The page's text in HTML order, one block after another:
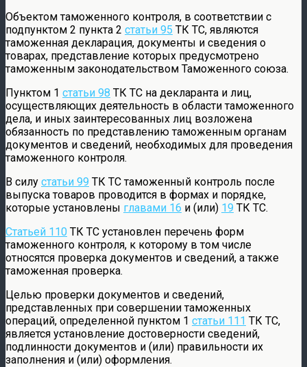
Объектом таможенного контроля, в соответствии с
подпунктом 2 пункта 2 статьи 95 ТК ТС, являются
таможенная декларация, документы и сведения о
товарах, представление которых предусмотрено
таможенным законодательством Таможенного союза.
Пунктом 1 статьи 98 ТК ТС на декларанта и лиц,
осуществляющих деятельность в области таможенного
дела, и иных заинтересованных лиц возложена
обязанность по представлению таможенным органам
документов и сведений, необходимых для проведения
таможенного контроля.
В силу статьи 99 ТК ТС таможенный контроль после
выпуска товаров проводится в формах и порядке,
которые установлены главами 16 и (или) 19 ТК ТС.
Статьей 110 ТК ТС установлен перечень форм
таможенного контроля, к которому в том числе
относятся проверка документов и сведений, а также
таможенная проверка.
Целью проверки документов и сведений,
представленных при совершении таможенных
операций, определенной пунктом 1 статьи 111 ТК ТС,
является установление достоверности сведений,
подлинности документов и (или) правильности их
заполнения и (или) оформления.